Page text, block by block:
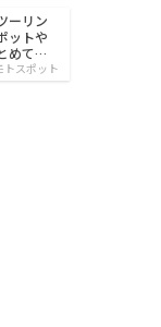
ーリン
ットや
めて紹
トスポット